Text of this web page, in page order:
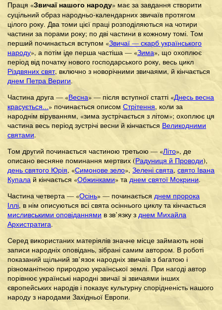
Праця «Звичаї нашого народу» має за завдання створити
суцільний образ народньо-календарних звичаїв протягом
цілого року. Два томи цієї праці розподіляються на чотири
частини за порами року; по дві частини в кожному томі. Том
перший починається вступом «Звичаї — скарб українського
народу», а потім іде перша частіша — «Зима», що охоплює
період від початку нового господарського року, весь цикл
Різдвяних свят, включно з новорічними звичаями, й кінчається
днем Петра Вериги.
Частина друга — «Весна» — після вступної статті «Днесь весна
красується...» починається описом Стрітення, коли за
народнім віруванням, «зима зустрічається з літом»; охоплює ця
частина весь період зустрічі весни й кінчається Великодними
святами.
Том другий починається частиною третьою — «Літо», де
описано весняне поминання мертвих (Радуниця й Проводи),
день святого Юрія, «Симонове зело», Зелені свята, свято Івана
Купала й кінчається «Обжинками» та днем святої Мокрини.
Частина четверта — «Осінь» — починається днем пророка
Іллі, в нім описуються всі свята осіннього циклу та кінчається
мисливськими оповіданнями в зв’язку з днем Михайла
Архистратига.
Серед використаних матеріялів значне місце займають нові
записи народніх оповідань, зібрані самим автором. В роботі
показаний щільний зв’язок народніх звичаїв з багатою і
різноманітною природою української землі. При нагоді автор
порівнює українські народні звичаї зі звичаями інших
європейських народів і показує культурну спорідненість нашого
народу з народами Західньої Европи.